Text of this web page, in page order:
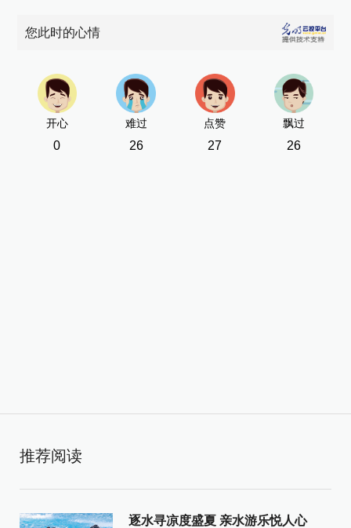
您此时的心情
开心
0
难过
26
点赞
27
飘过
26
推荐阅读
逐水寻凉度盛夏 亲水游乐悦人心